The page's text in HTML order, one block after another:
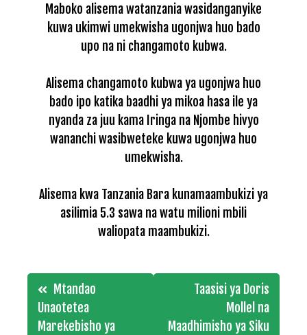
Maboko alisema watanzania wasidanganyike
kuwa ukimwi umekwisha ugonjwa huo bado
upo na ni changamoto kubwa.
Alisema changamoto kubwa ya ugonjwa huo
bado ipo katika baadhi ya mikoa hasa ile ya
nyanda za juu kama Iringa na Njombe hivyo
wananchi wasibweteke kuwa ugonjwa huo
umekwisha.
Alisema kwa Tanzania Bara kunamaambukizi ya
asilimia 5.3 sawa na watu milioni mbili
waliopata maambukizi.
Post
navigation
Mtandao
Unaotetea
Marekebisho ya
Taasisi ya Doris
Mollel na
Maadhimisho ya Siku